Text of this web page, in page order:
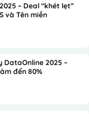
– Deal “khét lẹt”
và Tên miền
DataOnline 2025 –
đến 80%